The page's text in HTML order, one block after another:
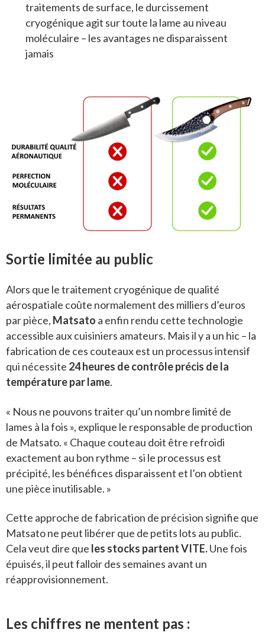
traitements de surface, le durcissement
cryogénique agit sur toute la lame au niveau
moléculaire – les avantages ne disparaissent
jamais
Sortie limitée au public
Alors que le traitement cryogénique de qualité
aérospatiale coûte normalement des milliers d’euros
par pièce, Matsato a enfin rendu cette technologie
accessible aux cuisiniers amateurs. Mais il y a un hic – la
fabrication de ces couteaux est un processus intensif
qui nécessite 24 heures de contrôle précis de la
température par lame.
« Nous ne pouvons traiter qu’un nombre limité de
lames à la fois », explique le responsable de production
de Matsato. « Chaque couteau doit être refroidi
exactement au bon rythme – si le processus est
précipité, les bénéfices disparaissent et l’on obtient
une pièce inutilisable. »
Cette approche de fabrication de précision signifie que
Matsato ne peut libérer que de petits lots au public.
Cela veut dire que les stocks partent VITE.Une fois
épuisés, il peut falloir des semaines avant un
réapprovisionnement.
Les chiffres ne mentent pas :